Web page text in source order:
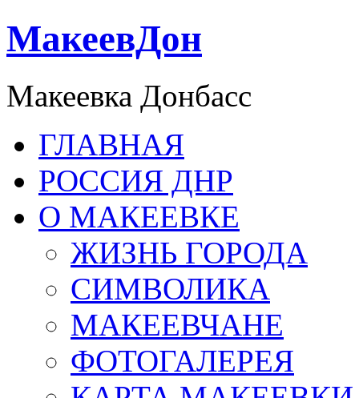
МакеевДон
Макеевка Донбасс
ГЛАВНАЯ
РОССИЯ ДНР
О МАКЕЕВКЕ
ЖИЗНЬ ГОРОДА
СИМВОЛИКА
МАКЕЕВЧАНЕ
ФОТОГАЛЕРЕЯ